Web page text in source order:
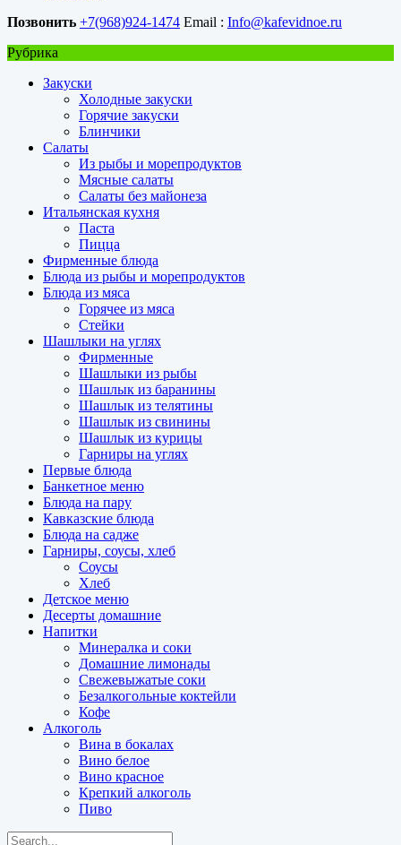
Позвонить +7(968)924-1474 Email : Info@kafevidnoe.ru
Рубрика
Закуски
Холодные закуски
Горячие закуски
Блинчики
Салаты
Из рыбы и морепродуктов
Мясные салаты
Салаты без майонеза
Итальянская кухня
Паста
Пицца
Фирменные блюда
Блюда из рыбы и морепродуктов
Блюда из мяса
Горячее из мяса
Стейки
Шашлыки на углях
Фирменные
Шашлыки из рыбы
Шашлык из баранины
Шашлык из телятины
Шашлык из свинины
Шашлык из курицы
Гарниры на углях
Первые блюда
Банкетное меню
Блюда на пару
Кавказские блюда
Блюда на садже
Гарниры, соусы, хлеб
Соусы
Хлеб
Детское меню
Десерты домашние
Напитки
Минералка и соки
Домашние лимонады
Свежевыжатые соки
Безалкогольные коктейли
Кофе
Алкоголь
Вина в бокалах
Вино белое
Вино красное
Крепкий алкоголь
Пиво